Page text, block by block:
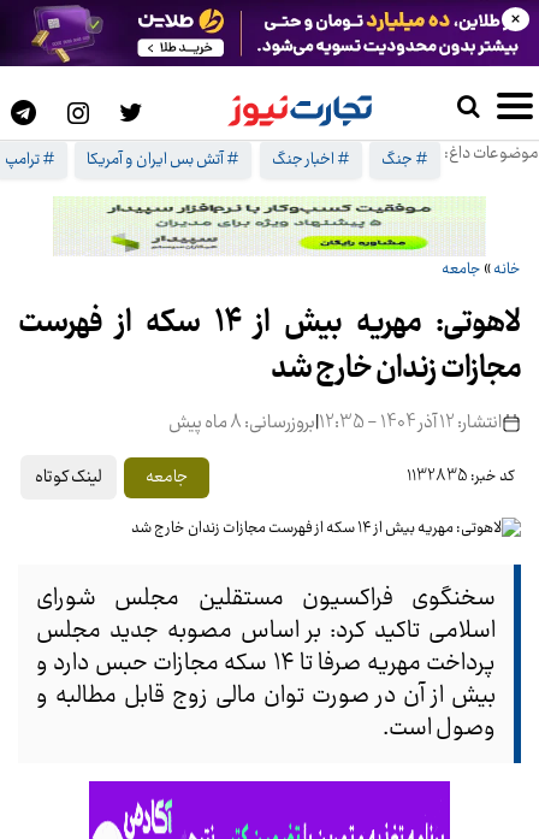
موضوعات داغ: # جنگ # اخبار جنگ # آتش بس ایران و آمریکا # ترامپ
×
خانه» جامعه
لاهوتی: مهریه بیش از ۱۴ سکه از فهرست
مجازات زندان خارج شد
انتشار: 12 آذر 1404 - 12:35 |بروزرسانی: 8 ماه پیش
کد خبر: 1132835 جامعه لینک کوتاه
سخنگوی فراکسیون مستقلین مجلس شورای
اسلامی تاکید کرد: بر اساس مصوبه جدید مجلس
پرداخت مهریه صرفا تا ۱۴ سکه مجازات حبس دارد و
بیش از آن در صورت توان مالی زوج قابل مطالبه و
وصول است.